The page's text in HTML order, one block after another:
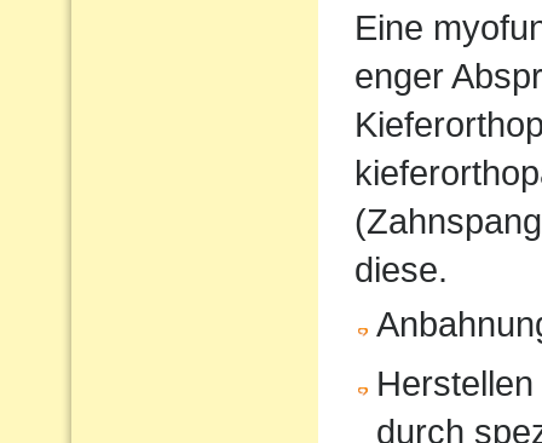
Eine
enger
diese.
durch